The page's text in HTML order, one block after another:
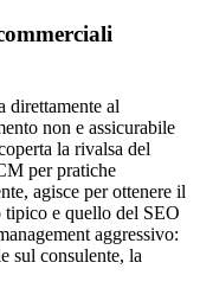
direttamente al
non e assicurabile
la rivalsa del
per pratiche
agisce per ottenere il
tipico e quello del SEO
aggressivo:
sul consulente, la